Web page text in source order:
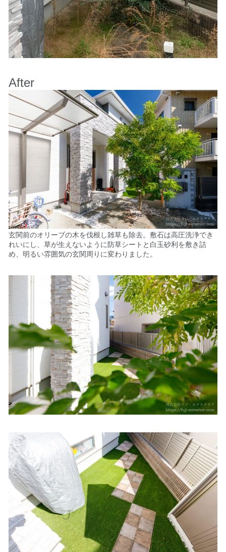
After
玄関前のオリーブの木を伐根し雑草も除去。敷石は高圧洗浄でき
れいにし、草が生えないように防草シートと白玉砂利を敷き詰
め、明るい雰囲気の玄関周りに変わりました。